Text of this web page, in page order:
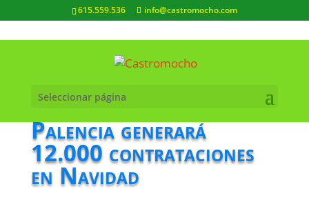
615.559.536 info@castromocho.com
Seleccionar página
Palencia generará
12.000 contrataciones
en Navidad